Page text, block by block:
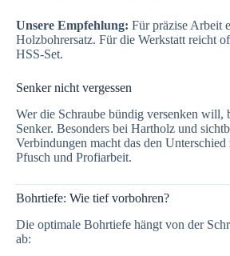
Unsere Empfehlung: Für präzise Arbeit
Holzbohrersatz. Für die Werkstatt reicht
HSS-Set.
Senker nicht vergessen
Wer die Schraube bündig versenken will,
Senker. Besonders bei Hartholz und
Verbindungen macht das den Unterschied
Pfusch und Profiarbeit.
Bohrtiefe: Wie tief vorbohren?
Die optimale Bohrtiefe hängt von der
ab: